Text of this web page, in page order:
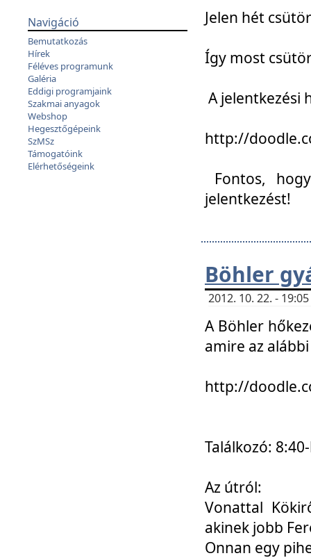
Navigáció
Bemutatkozás
Hírek
Féléves programunk
Galéria
Eddigi programjaink
Szakmai anyagok
Webshop
Hegesztőgépeink
SzMSz
Támogatóink
Elérhetőségeink
Jelen hét
Így most
A jelentkezési
http://
Fontos,
jelentkezést!
Böhler
2012. 10. 22. -
A Böhler
amire az
http://
Találkozó:
Az útról:
Vonattal
akinek jobb
Onnan egy